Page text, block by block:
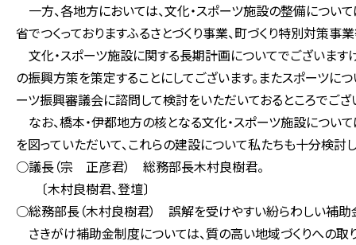
一方、各地方においては、文化・スポーツ施設の整備につい
省でつくっておりますふるさとづくり事業、町づくり特別対策
文化・スポーツ施設に関する長期計画についてでございま
の振興方策を策定することにしてございます。またスポーツに
ーツ振興審議会に諮問して検討をいただいておるところでござ
なお、橋本・伊都地方の核となる文化・スポーツ施設につい
を図っていただいて、これらの建設について私たちも十分検討
○議長（宗 正彦君） 総務部長木村良樹君。
〔木村良樹君、登壇〕
○総務部長（木村良樹君） 誤解を受けやすい紛らわしい補助
さきがけ補助金制度については、質の高い地域づくりへの